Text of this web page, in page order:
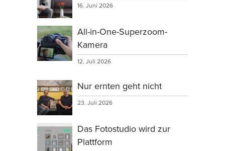
16. Juni 2026
All-in-One-Superzoom-
Kamera
12. Juli 2026
Nur ernten geht nicht
23. Juli 2026
Das Fotostudio wird zur
Plattform